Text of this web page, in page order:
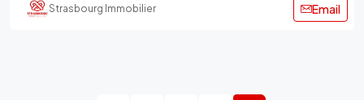
Strasbourg Immobilier Email